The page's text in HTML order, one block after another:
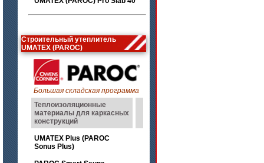
Строительный утеплитель
UMATEX (PAROC)
Большая складская программа
Теплоизоляционные
материалы для каркасных
конструкций
UMATEX Plus (PAROC
Sonus Plus)